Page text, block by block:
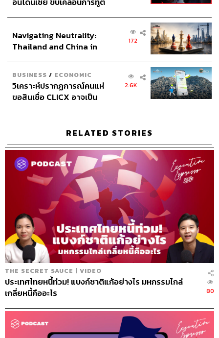
ได้ต่างๆ ก็จะตามเข้ามา
ทุกวันนี้มีลูกค้าและเอเจนซีติดต่อเข้ามาประมาณ 300
ครั้งต่อสัปดาห์
โปรดักต์ของวงในไม่ใช่แค่แอปฯ หรือเว็บไซต์ แต่มัน
คือประสบการณ์ทั้งหมดตั้งแต่เปิดเข้ามาเลย
user คือสิ่งที่สำคัญมาก อัตราการเติบโตของรายได้ ขึ้น
อยู่กับ user ดังนั้นการทำความดีสะสมให้ user จึง
สำคัญมาก
น้ำแร่ ต้องสร้างคุณค่าให้คนซื้อเชื่อว่า มันดี มันให้
08.27
ปัญหาและความผิดพลาด
คุณยอดแบ่งปัญหาเป็น 2 แบบคือ ปัญหาที่ไม่ดี (bad
problems) เช่น ในปี 2012 ไม่มีคนใช้เว็บไซต์ เปิดมา 2 ปีแล้ว
มีสมาชิกแค่ 30,000 คน ซึ่งน้อยกว่าปัจจุบันร้อยเท่า คน
จำนวนเท่านี้ขายโฆษณาไม่ได้เลย เกิดความเครียด อายเพื่อน
เงินไม่มี ขาดทุน 5-6 ล้าน หรือมีคนฟ้อง ถึงแม้เราจะมี
เงื่อนไขตั้งไว้แล้ว แต่ก็ยังมีคนฟ้อง ห้ามไม่ให้เอารูปไปใช้
ร้านอาหารโทรมาด่าว่ารีวิวไม่ดี ไม่ใช่ความจริง สิ่งเหล่านี้ก็
บั่นทอนจิตใจในระยะสั้น แต่สุดท้ายก็คิดได้ว่ามันคือปัญหาที่ดี
(good problems) เพราะเรามีคนใช้เยอะมากจนคนเหล่านี้
ต้องแคร์ สร้างอิมแพกต์ได้ ดังนั้นเราก็สามารถสู้กับปัญหาได้
หมด
อินโดนีเซีย
Navigating Neutrality:
Thailand and China in
172
BUSINESS / ECONOMIC
วิเคราะห์ปรากฏการณ์คนแห่
ขอสินเชื่อ CLICX อาจเป็น
2.6K
RELATED STORIES
THE SECRET SAUCE | VIDEO
ประเทศไทยหนี้ท่วม! แบงก์ชาติแก้อย่างไร มหกรรมไกล่
เกลี่ยหนี้คืออะไร
80